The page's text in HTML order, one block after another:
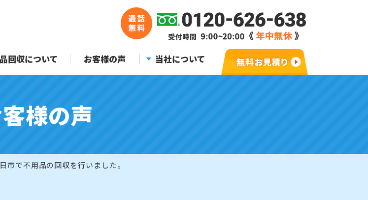
回収について お客様の声 当社について
様の声
市で不用品の回収を行いました。